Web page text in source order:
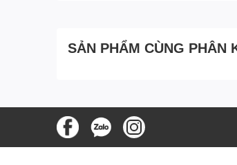
SẢN PHẨM CÙNG PHÂN